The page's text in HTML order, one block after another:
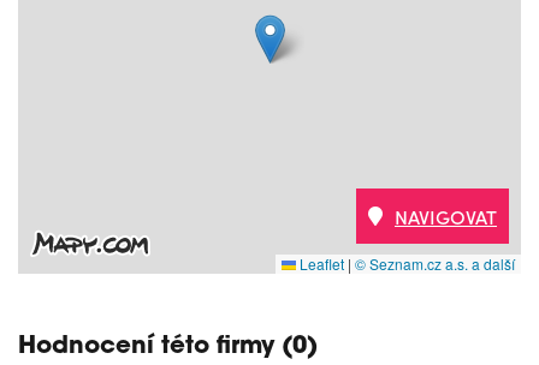
Leaflet | © Seznam.cz a.s. a další
NAVIGOVAT
Hodnocení této firmy (0)